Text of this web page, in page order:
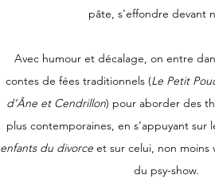
pâte, s’effondre devant
Avec humour et décalage, on entre
contes de fées traditionnels (Le Petit
d’Âne et Cendrillon) pour aborder des
plus contemporaines, en s’appuyant sur
enfants du divorce et sur celui, non moins
du psy-show.